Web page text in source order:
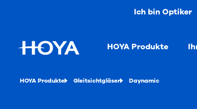
Ich bin Optiker
HOYA Produkte
HOYA Produkte Gleitsichtgläser Daynamic